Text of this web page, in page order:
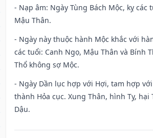
- Nạp âm: Ngày Tùng Bách Mộc, kỵ các
Mậu Thân.
- Ngày này thuộc hành Mộc khắc với
các tuổi: Canh Ngọ, Mậu Thân và Bính
Thổ không sợ Mộc.
- Ngày Dần lục hợp với Hợi, tam hợp
thành Hỏa cục. Xung Thân, hình Tỵ, hại
Dậu.